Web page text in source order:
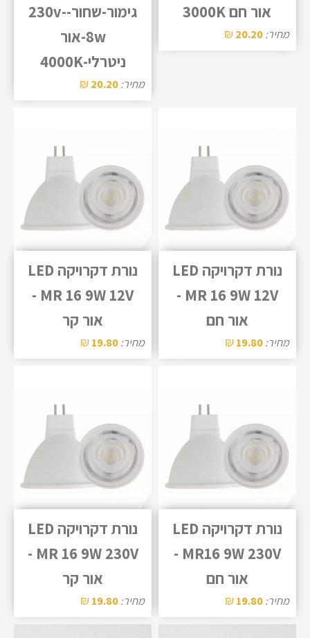
אור חם 3000K
מחיר:20.20
₪
גימור-שחור-230v-
8w-אור
ניטרלי-4000K
מחיר:20.20
₪
נורת דקרויקה LED
MR 16 9W 12V -
אור חם
מחיר:19.80
₪
נורת דקרויקה LED
MR 16 9W 12V -
אור קר
מחיר:19.80
₪
נורת דקרויקה LED
MR16 9W 230V -
אור חם
מחיר:19.80
₪
נורת דקרויקה LED
MR 16 9W 230V -
אור קר
מחיר:19.80
₪